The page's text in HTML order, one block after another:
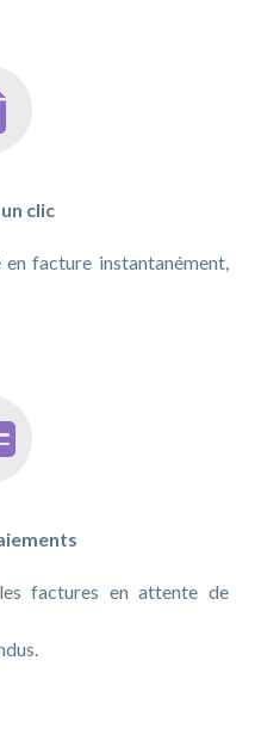
clic
facture instantanément,
factures en attente de